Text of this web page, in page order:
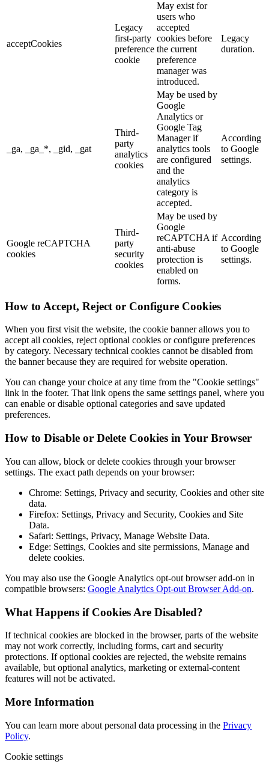
acceptCookies
Legacy
first-party
preference
cookie
May exist for
users who
accepted
cookies before
the current
preference
manager was
introduced.
Legacy
duration.
_ga, _ga_*, _gid, _gat
Third-
party
analytics
cookies
May be used by
Google
Analytics or
Google Tag
Manager if
analytics tools
are configured
and the
analytics
category is
accepted.
According
to Google
settings.
Google reCAPTCHA
cookies
Third-
party
security
cookies
May be used by
Google
reCAPTCHA if
anti-abuse
protection is
enabled on
forms.
According
to Google
settings.
How to Accept, Reject or Configure Cookies
When you first visit the website, the cookie banner allows you to
accept all cookies, reject optional cookies or configure preferences
by category. Necessary technical cookies cannot be disabled from
the banner because they are required for website operation.
You can change your choice at any time from the "Cookie settings"
link in the footer. That link opens the same settings panel, where you
can enable or disable optional categories and save updated
preferences.
How to Disable or Delete Cookies in Your Browser
You can allow, block or delete cookies through your browser
settings. The exact path depends on your browser:
Chrome: Settings, Privacy and security, Cookies and other site
data.
Firefox: Settings, Privacy and Security, Cookies and Site
Data.
Safari: Settings, Privacy, Manage Website Data.
Edge: Settings, Cookies and site permissions, Manage and
delete cookies.
You may also use the Google Analytics opt-out browser add-on in
compatible browsers: Google Analytics Opt-out Browser Add-on.
What Happens if Cookies Are Disabled?
If technical cookies are blocked in the browser, parts of the website
may not work correctly, including forms, cart and security
protections. If optional cookies are rejected, the website remains
available, but optional analytics, marketing or external-content
features will not be activated.
More Information
You can learn more about personal data processing in the Privacy
Policy.
Cookie settings